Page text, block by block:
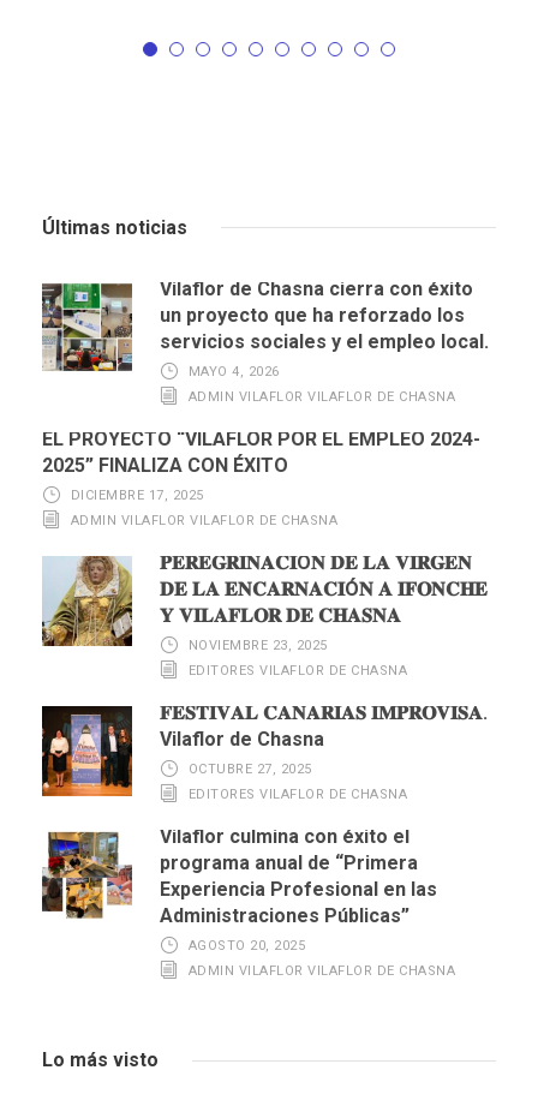
Últimas noticias
Vilaflor de Chasna cierra con éxito
un proyecto que ha reforzado los
servicios sociales y el empleo local.
MAYO 4, 2026
ADMIN VILAFLOR VILAFLOR DE CHASNA
EL PROYECTO “VILAFLOR POR EL EMPLEO 2024-
2025” FINALIZA CON ÉXITO
DICIEMBRE 17, 2025
ADMIN VILAFLOR VILAFLOR DE CHASNA
𝐏𝐄𝐑𝐄𝐆𝐑𝐈𝐍𝐀𝐂𝐈Ó𝐍 𝐃𝐄 𝐋𝐀 𝐕𝐈𝐑𝐆𝐄𝐍
𝐃𝐄 𝐋𝐀 𝐄𝐍𝐂𝐀𝐑𝐍𝐀𝐂𝐈Ó𝐍 𝐀 𝐈𝐅𝐎𝐍𝐂𝐇𝐄
𝐘 𝐕𝐈𝐋𝐀𝐅𝐋𝐎𝐑 𝐃𝐄 𝐂𝐇𝐀𝐒𝐍𝐀
NOVIEMBRE 23, 2025
EDITORES VILAFLOR DE CHASNA
𝐅𝐄𝐒𝐓𝐈𝐕𝐀𝐋 𝐂𝐀𝐍𝐀𝐑𝐈𝐀𝐒 𝐈𝐌𝐏𝐑𝐎𝐕𝐈𝐒𝐀.
Vilaflor de Chasna
OCTUBRE 27, 2025
EDITORES VILAFLOR DE CHASNA
Vilaflor culmina con éxito el
programa anual de “Primera
Experiencia Profesional en las
Administraciones Públicas”
AGOSTO 20, 2025
ADMIN VILAFLOR VILAFLOR DE CHASNA
Lo más visto